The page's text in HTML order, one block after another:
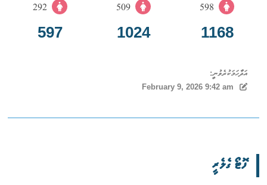
598
1168
509
1024
292
597
އަދާހަމަކުރެވުނީ:
February 9, 2026 9:42 am
ފޮޓޯ ގެލެރީ